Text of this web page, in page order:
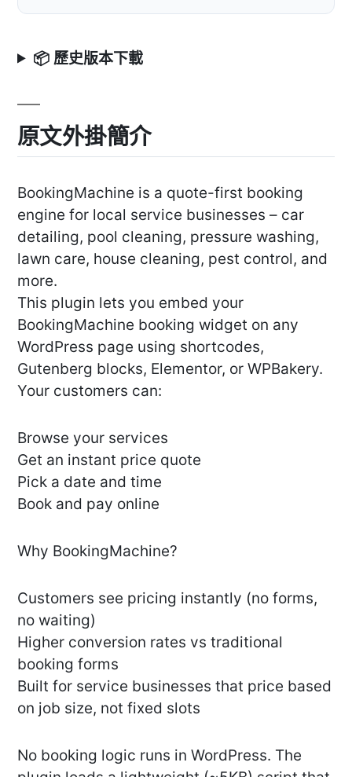
📦 歷史版本下載
原文外掛簡介
BookingMachine is a quote-first booking
engine for local service businesses – car
detailing, pool cleaning, pressure washing,
lawn care, house cleaning, pest control, and
more.
This plugin lets you embed your
BookingMachine booking widget on any
WordPress page using shortcodes,
Gutenberg blocks, Elementor, or WPBakery.
Your customers can:
Browse your services
Get an instant price quote
Pick a date and time
Book and pay online
Why BookingMachine?
Customers see pricing instantly (no forms,
no waiting)
Higher conversion rates vs traditional
booking forms
Built for service businesses that price based
on job size, not fixed slots
No booking logic runs in WordPress. The